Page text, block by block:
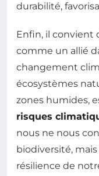
durabilité,
Enfin, il convient
comme un allié
changement
écosystèmes
zones humides,
risques
nous ne nous
biodiversité,
résilience de